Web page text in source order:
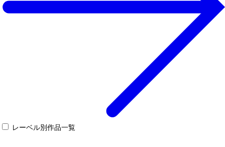
レーベル別作品一覧